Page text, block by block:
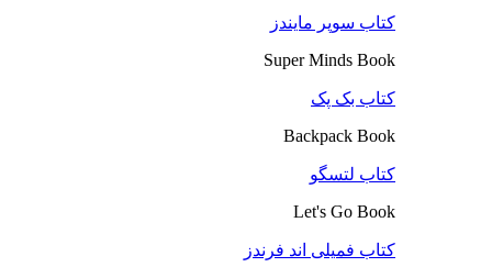
کتاب سوپر مایندز
Super Minds Book
کتاب بک پک
Backpack Book
کتاب لتسگو
Let's Go Book
کتاب فمیلی اند فرندز